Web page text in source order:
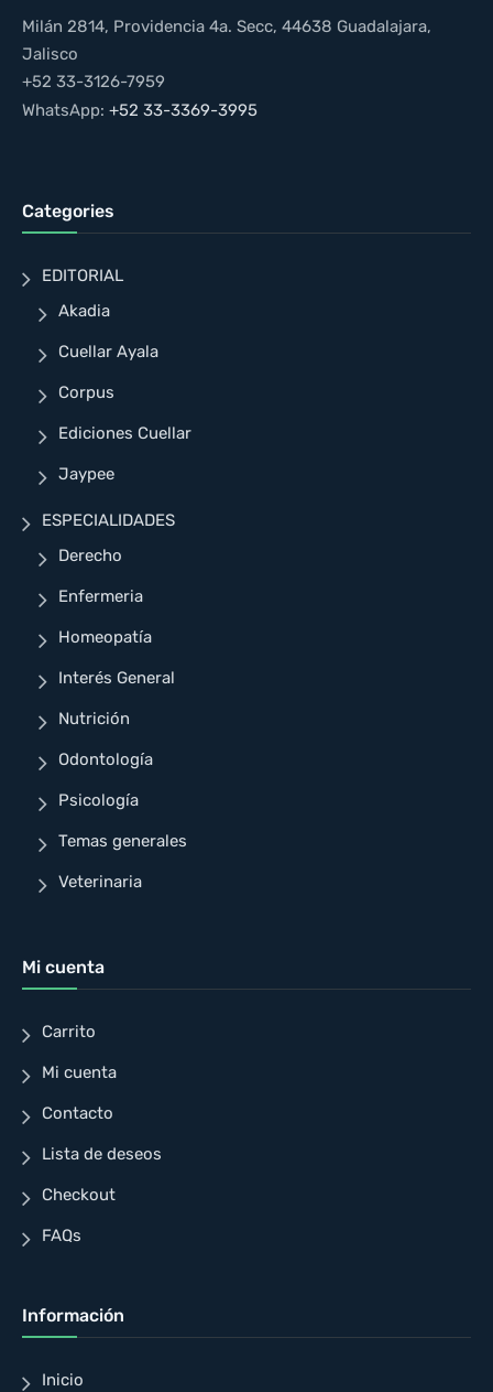
Milán 2814, Providencia 4a. Secc, 44638 Guadalajara,
Jalisco
+52 33-3126-7959
WhatsApp: +52 33-3369-3995
Categories
EDITORIAL
Akadia
Cuellar Ayala
Corpus
Ediciones Cuellar
Jaypee
ESPECIALIDADES
Derecho
Enfermeria
Homeopatía
Interés General
Nutrición
Odontología
Psicología
Temas generales
Veterinaria
Mi cuenta
Carrito
Mi cuenta
Contacto
Lista de deseos
Checkout
FAQs
Información
Inicio